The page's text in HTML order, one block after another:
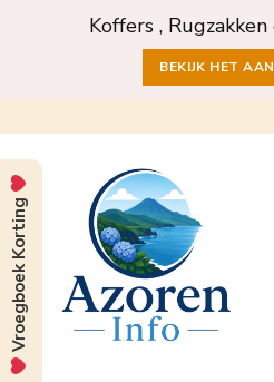
Koffers ,
BEKIJK HET
Vroegboek Korting